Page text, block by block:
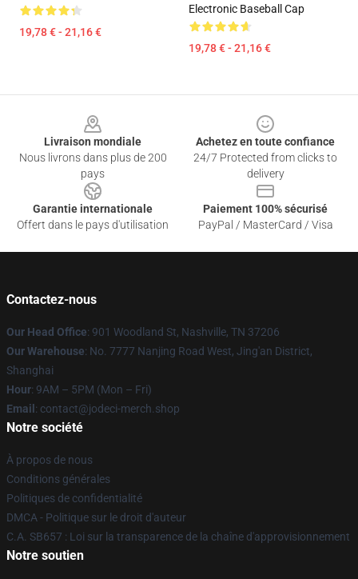
19,78 € - 21,16 €
Electronic Baseball Cap
19,78 € - 21,16 €
Livraison mondiale
Nous livrons dans plus de 200
pays
Achetez en toute confiance
24/7 Protected from clicks to
delivery
Garantie internationale
Offert dans le pays d'utilisation
Paiement 100% sécurisé
PayPal / MasterCard / Visa
Contactez-nous
Our Head Office: 901 Woodland St, Nashville, TN 37206
Our Warehouse: No. 7777 Nanjing Road West, Jing'an District,
Shanghai
Hour: 9AM – 5PM (Mon – Fri)
Email : contact@jodeci-merch.shop
Notre société
À propos de nous
Conditions générales
Politiques de confidentialité
DMCA - Politique sur le droit d'auteur
C.A. SB657 : Loi sur la transparence de la chaîne d'approvisionnement
Notre soutien